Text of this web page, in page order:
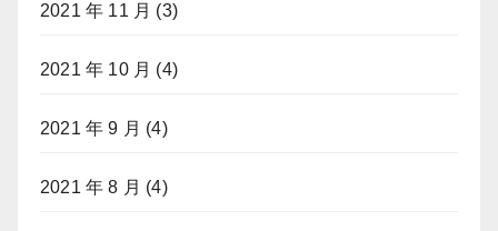
2021 年 11 月 (3)
2021 年 10 月 (4)
2021 年 9 月 (4)
2021 年 8 月 (4)